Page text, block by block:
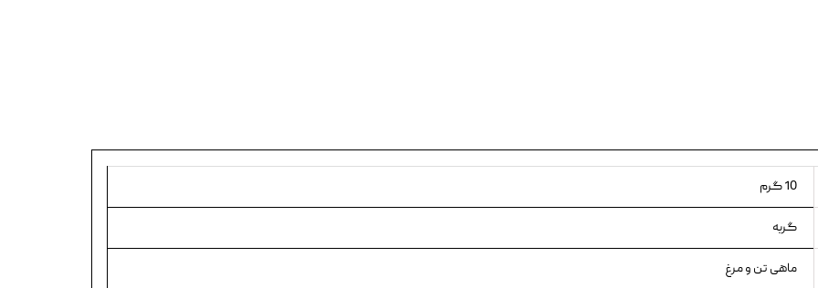
10 گرم
گربه
ماهی تن و مرغ